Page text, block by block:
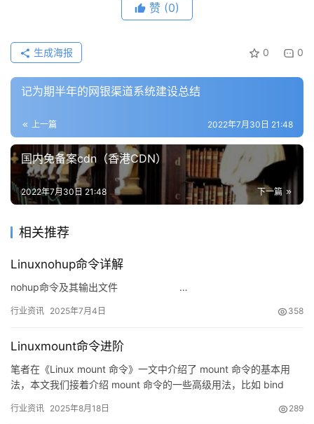
赞 (0)
0 0
生成海报
记为期半年的网银渠道系统建设总结
上一篇 2022年7月30日 21:48
国内免备案cdn（香港CDN）
下一篇
2022年7月30日 21:48
相关推荐
Linuxnohup命令详解
nohup命令及其输出文件 …
行业资讯 2025年7月4日 358
Linuxmount命令进阶
笔者在《Linux mount 命令》一文中介绍了 mount 命令的基本用
法，本文我们接着介绍 mount 命令的一些高级用法，比如 bind
行业资讯 2025年8月18日 289